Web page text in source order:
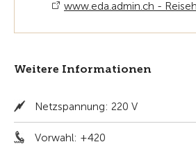
www.eda.admin.ch -
Weitere Informationen
Netzspannung: 220 V
Vorwahl: +420